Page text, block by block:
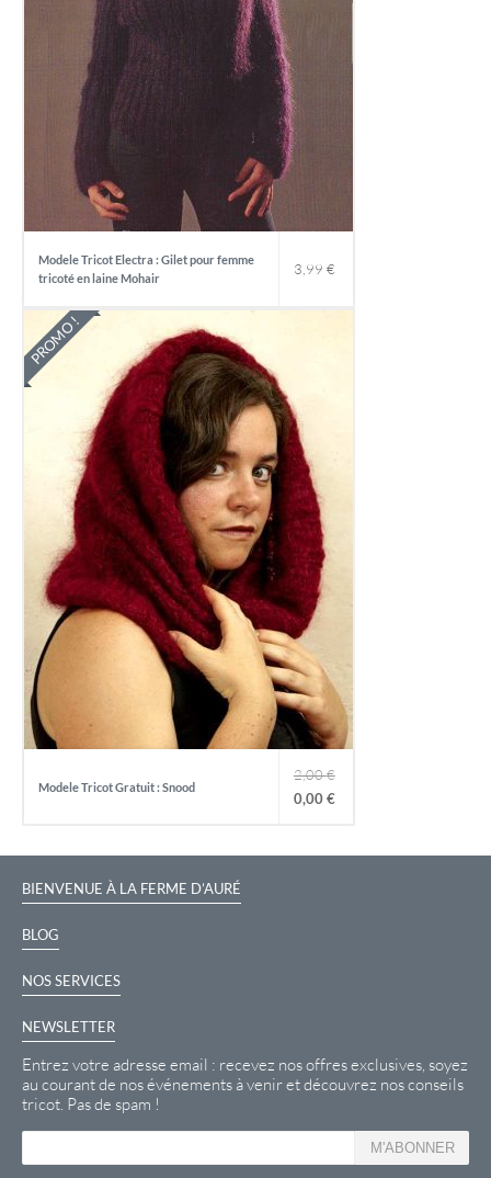
3,99 €
Modele Tricot Electra : Gilet pour femme
tricoté en laine Mohair
PROMO !
2,00€
0,00€
Modele Tricot Gratuit : Snood
BIENVENUE À LA FERME D’AURÉ
BLOG
NOS SERVICES
NEWSLETTER
Entrez votre adresse email : recevez nos offres exclusives, soyez
au courant de nos événements à venir et découvrez nos conseils
tricot. Pas de spam !